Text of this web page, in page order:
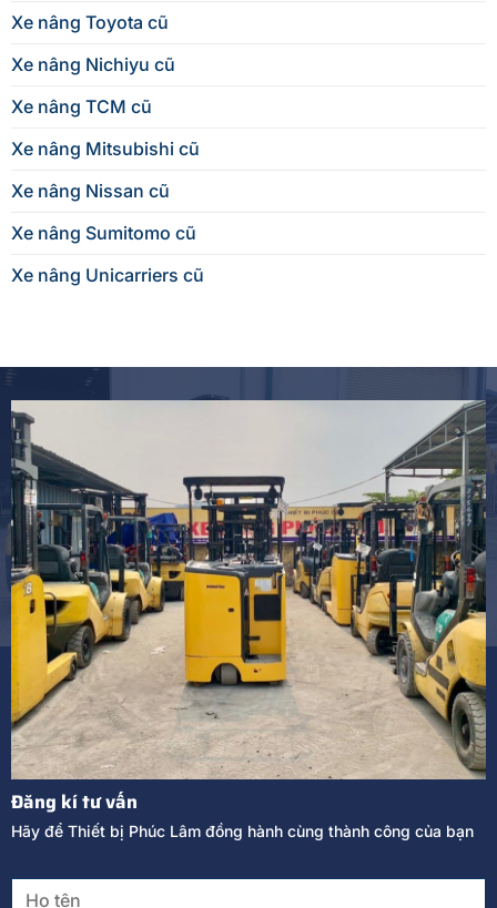
Xe nâng Toyota cũ
Xe nâng Nichiyu cũ
Xe nâng TCM cũ
Xe nâng Mitsubishi cũ
Xe nâng Nissan cũ
Xe nâng Sumitomo cũ
Xe nâng Unicarriers cũ
Đăng kí tư vấn
Hãy để Thiết bị Phúc Lâm đồng hành cùng thành công của bạn